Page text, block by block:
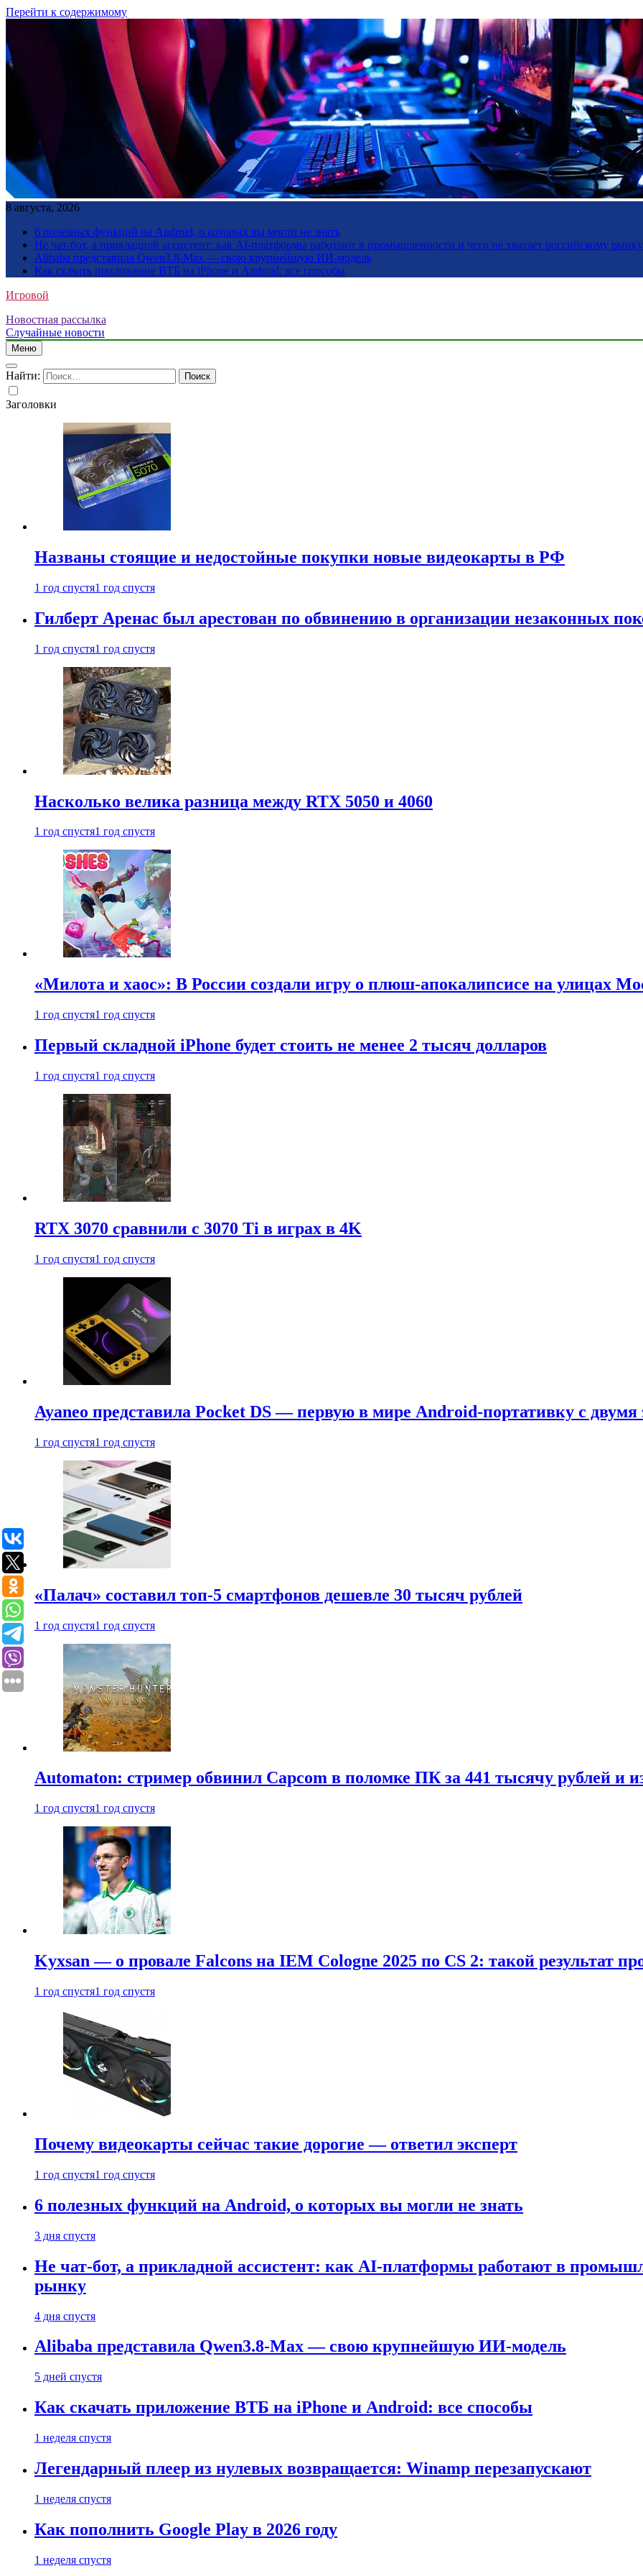
Перейти к содержимому
8 августа, 2026
6 полезных функций на Android, о которых вы могли не знать
Не чат-бот, а прикладной ассистент: как AI-платформы работают в промышленности и чего не хватает российскому рынку
Alibaba представила Qwen3.8-Max — свою крупнейшую ИИ-модель
Как скачать приложение ВТБ на iPhone и Android: все способы
Игровой
Новостная рассылка
Случайные новости
Меню
Найти:
Заголовки
Названы стоящие и недостойные покупки новые видеокарты в РФ
1 год спустя1 год спустя
Гилберт Аренас был арестован по обвинению в организации незаконных
1 год спустя1 год спустя
Насколько велика разница между RTX 5050 и 4060
1 год спустя1 год спустя
«Милота и хаос»: В России создали игру о плюш-апокалипсисе на улицах
1 год спустя1 год спустя
Первый складной iPhone будет стоить не менее 2 тысяч долларов
1 год спустя1 год спустя
RTX 3070 сравнили с 3070 Ti в играх в 4K
1 год спустя1 год спустя
Ayaneo представила Pocket DS — первую в мире Android-портативку с двумя
1 год спустя1 год спустя
«Палач» составил топ-5 смартфонов дешевле 30 тысяч рублей
1 год спустя1 год спустя
Automaton: стример обвинил Capcom в поломке ПК за 441 тысячу рублей и
1 год спустя1 год спустя
Kyxsan — о провале Falcons на IEM Cologne 2025 по CS 2: такой результат
1 год спустя1 год спустя
Почему видеокарты сейчас такие дорогие — ответил эксперт
1 год спустя1 год спустя
6 полезных функций на Android, о которых вы могли не знать
3 дня спустя
Не чат-бот, а прикладной ассистент: как AI-платформы работают в
рынку
4 дня спустя
Alibaba представила Qwen3.8-Max — свою крупнейшую ИИ-модель
5 дней спустя
Как скачать приложение ВТБ на iPhone и Android: все способы
1 неделя спустя
Легендарный плеер из нулевых возвращается: Winamp перезапускают
1 неделя спустя
Как пополнить Google Play в 2026 году
1 неделя спустя